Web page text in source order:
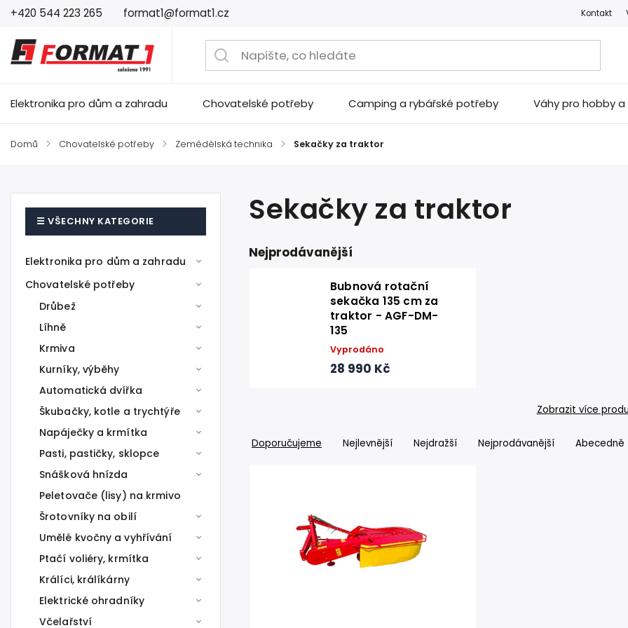
+420 544 223 265 format1@format1.cz Kontakt
Elektronika pro dům a zahradu Chovatelské potřeby Camping a rybářské potřeby Váhy pro hobby
Domů / Chovatelské potřeby / Zemědělská technika / Sekačky za traktor
Elektronika pro dům a zahradu
Chovatelské potřeby
Drůbež
Líhně
Krmiva
Kurníky, výběhy
Automatická dvířka
Škubačky, kotle a trychtýře
Napáječky a krmítka
Pasti, pastičky, sklopce
Snášková hnízda
Peletovače (lisy) na krmivo
Šrotovníky na obilí
Umělé kvočny a vyhřívání
Ptačí voliéry, krmítka
Králíci, králíkárny
Elektrické ohradníky
Včelařství
Sekačky za traktor
Nejprodávanější
Bubnová rotační
sekačka 135 cm za
traktor - AGF-DM-
135
Vyprodáno
28 990 Kč
Zobrazit více
Doporučujeme Nejlevnější Nejdražší Nejprodávanější Abecedně